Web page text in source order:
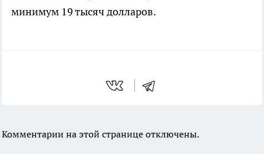
минимум 19 тысяч долларов.
Комментарии на этой странице отключены.